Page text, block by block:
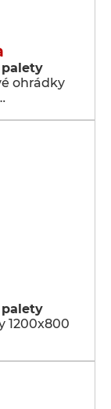
palety
ohrádky
palety
1200x800